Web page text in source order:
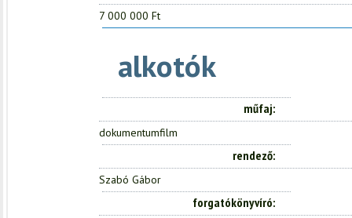
7 000 000 Ft
alkotók
műfaj
dokumentumfilm
rendező
Szabó Gábor
forgatókönyvíró